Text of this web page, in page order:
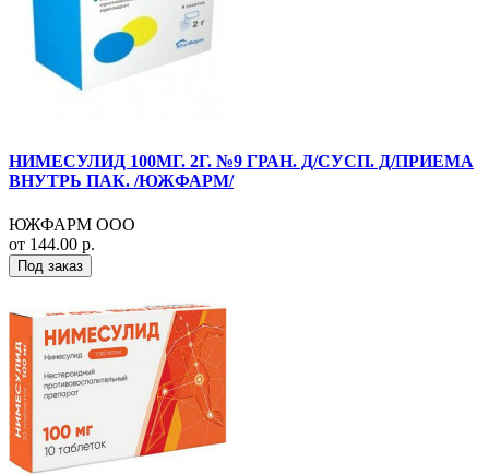
НИМЕСУЛИД 100МГ. 2Г. №9 ГРАН. Д/СУСП. Д/ПРИЕМА
ВНУТРЬ ПАК. /ЮЖФАРМ/
ЮЖФАРМ ООО
от 144.00 р.
Под заказ